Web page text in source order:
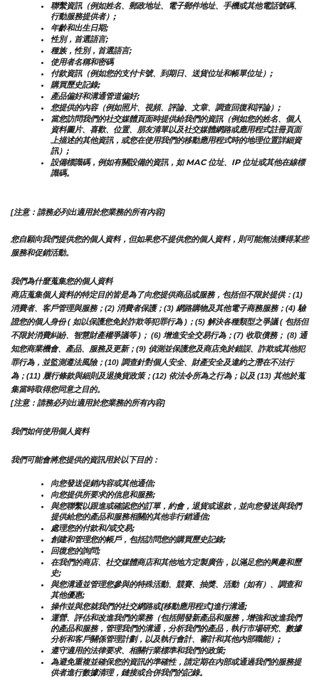
聯繫資訊（例如姓名、郵政地址、電子郵件地址、手機或其他電話號碼、
行動服務提供者）;
年齡和出生日期;
性別，首選語言;
種族，性別，首選語言;
使用者名稱和密碼
付款資訊（例如您的支付卡號、到期日、送貨位址和帳單位址）;
購買歷史記錄;
產品偏好和溝通管道偏好;
您提供的內容（例如照片、視頻、評論、文章、調查回復和評論）;
當您訪問我們的社交媒體頁面時提供給我們的資訊（例如您的姓名、個人
資料圖片、喜歡、位置、朋友清單以及社交媒體網路或應用程式註冊頁面
上描述的其他資訊，或您在使用我們的移動應用程式時的地理位置詳細資
訊）;
設備標識碼，例如有關設備的資訊，如 MAC 位址、IP 位址或其他在線標
識碼。
[注意：請務必列出適用於您業務的所有內容]
您自願向我們提供您的個人資料，但如果您不提供您的個人資料，則可能無法獲得某些
服務和促銷活動。
我們為什麼蒐集您的個人資料
商店蒐集個人資料的特定目的皆是為了向您提供商品或服務，包括但不限於提供：(1)
消費者、客戶管理與服務；(2) 消費者保護；(3) 網路購物及其他電子商務服務；(4) 驗
證您的個人身份 ( 如以保護您免於詐欺等犯罪行為 )；(5) 解決各種類型之爭議 ( 包括但
不限於消費糾紛、智慧財產權爭議等 )； (6) 增進安全交易行為；(7) 收取債務； (8) 通
知您商業機會、產品、服務及更新；(9) 偵測並保護您及商店免於錯誤、詐欺或其他犯
罪行為，並監測遵法風險；(10) 調查針對個人安全、財產安全及違約之潛在不法行
為；(11) 履行條款與細則及退換貨政策；(12) 依法令所為之行為；以及 (13) 其他於蒐
集當時取得您同意之目的。
[注意：請務必列出適用於您業務的所有內容]
我們如何使用個人資料
我們可能會將您提供的資訊用於以下目的：
向您發送促銷內容或其他通信;
向您提供所要求的信息和服務;
與您聯繫以跟進或確認您的訂單，約會，退貨或退款，並向您發送與我們
提供給您的產品和服務相關的其他非行銷通信;
處理您的付款和/或交易;
創建和管理您的帳戶，包括訪問您的購買歷史記錄;
回復您的詢問;
在我們的商店、社交媒體商店和其他地方定製廣告，以滿足您的興趣和歷
史;
與您溝通並管理您參與的特殊活動、競賽、抽獎、活動（如有）、調查和
其他優惠;
操作並與您就我們的社交網路或[移動應用程式]進行溝通;
運營、評估和改進我們的業務（包括開發新產品和服務，增強和改進我們
的產品和服務，管理我們的溝通，分析我們的產品，執行市場研究、數據
分析和客戶關係管理計劃，以及執行會計、審計和其他內部職能）;
遵守適用的法律要求、相關行業標準和我們的政策;
為避免重複並確保您的資訊的準確性，請定期在內部或通過我們的服務提
供者進行數據清理，鏈接或合併我們的記錄。